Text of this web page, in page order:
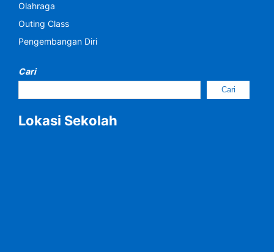
Olahraga
Outing Class
Pengembangan Diri
Cari
Cari
Lokasi Sekolah